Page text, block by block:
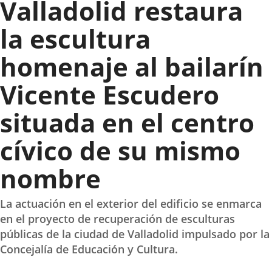
Valladolid restaura
la escultura
homenaje al bailarín
Vicente Escudero
situada en el centro
cívico de su mismo
nombre
La actuación en el exterior del edificio se enmarca
en el proyecto de recuperación de esculturas
públicas de la ciudad de Valladolid impulsado por la
Concejalía de Educación y Cultura.